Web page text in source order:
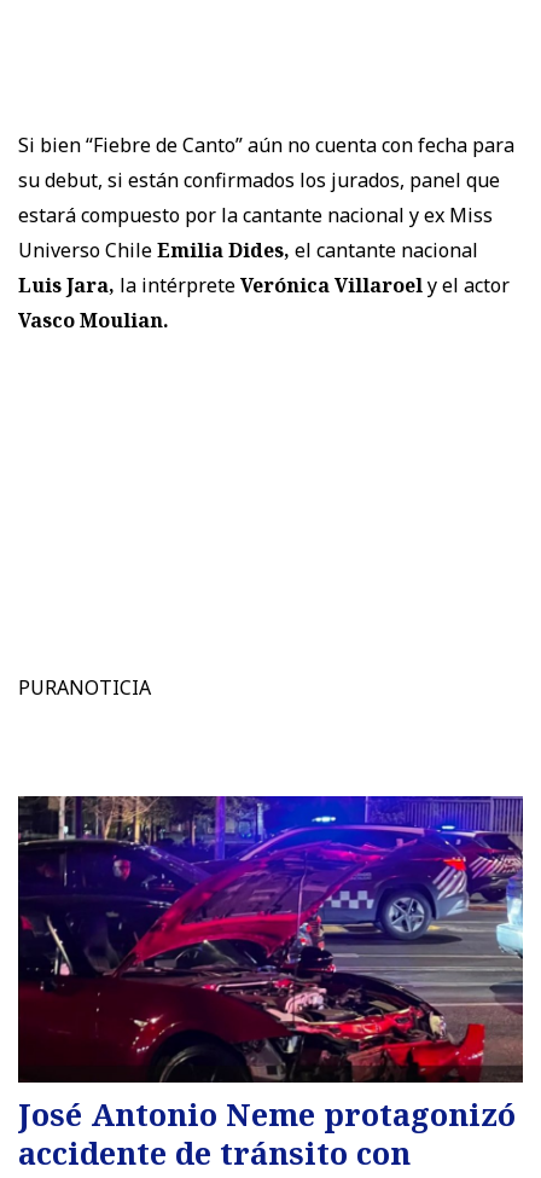
Si bien “Fiebre de Canto” aún no cuenta con fecha para
su debut, si están confirmados los jurados, panel que
estará compuesto por la cantante nacional y ex Miss
Universo ChileEmilia Dides, el cantante nacional
Luis Jara, la intérpreteVerónica Villaroely el actor
Vasco Moulian.
PURANOTICIA
José Antonio Neme protagonizó
accidente de tránsito con